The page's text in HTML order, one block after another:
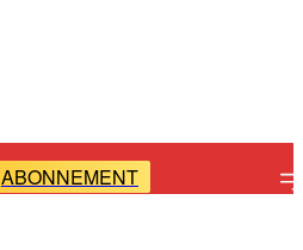
ABONNEMENT